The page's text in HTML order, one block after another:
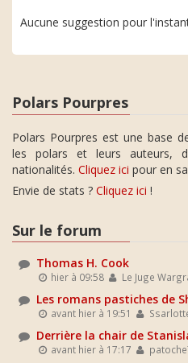
Aucune suggestion pour
Polars Pourpres
Polars Pourpres est une base
les polars et leurs auteurs,
nationalités. Cliquez ici pour en
Envie de stats ? Cliquez ici !
Sur le forum
Thomas H. Cook
hier à 09:58 Le Juge
Les romans pastiches de
avant hier à 19:51
Derrière la chair de
avant hier à 17:17